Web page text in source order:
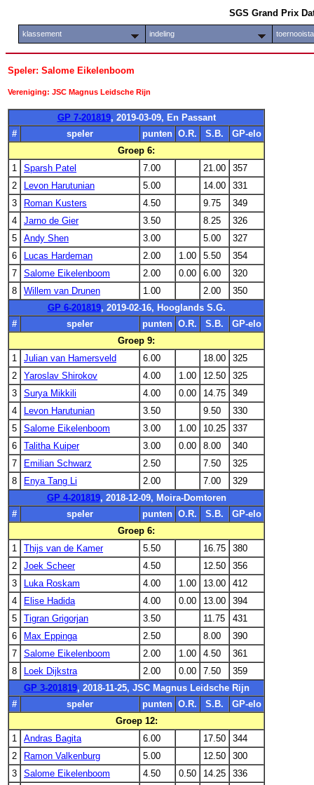
SGS Grand Prix
klassement indeling
Speler: Salome Eikelenboom
Vereniging: JSC Magnus Leidsche Rijn
GP 7-201819, 2019-03-09, En Passant
#
speler punten O.R. S.B.
GP-elo
Groep 6:
1
Sparsh Patel 7.00 21.00
357
2
Levon Harutunian 5.00 14.00
331
3
Roman Kusters 4.50 9.75
349
4
Jarno de Gier 3.50 8.25
326
5
Andy Shen 3.00 5.00
327
6
Lucas Hardeman 2.00 1.00 5.50
354
7
Salome Eikelenboom 2.00 0.00 6.00
320
8
Willem van Drunen 1.00 2.00
350
GP 6-201819, 2019-02-16, Hooglands S.G.
#
speler punten O.R. S.B.
GP-elo
Groep 9:
1
Julian van Hamersveld 6.00 18.00
325
2
Yaroslav Shirokov 4.00 1.00 12.50
325
3
Surya Mikkili 4.00 0.00 14.75
349
4
Levon Harutunian 3.50 9.50
330
5
Salome Eikelenboom 3.00 1.00 10.25
337
6
Talitha Kuiper 3.00 0.00 8.00
340
7
Emilian Schwarz 2.50 7.50
325
8
Enya Tang Li 2.00 7.00
329
GP 4-201819, 2018-12-09, Moira-Domtoren
#
speler punten O.R. S.B.
GP-elo
Groep 6:
1
Thijs van de Kamer 5.50 16.75
380
2
Joek Scheer 4.50 12.50
356
3
Luka Roskam 4.00 1.00 13.00
412
4
Elise Hadida 4.00 0.00 13.00
394
5
Tigran Grigorjan 3.50 11.75
431
6
Max Eppinga 2.50 8.00
390
7
Salome Eikelenboom 2.00 1.00 4.50
361
8
Loek Dijkstra 2.00 0.00 7.50
359
GP 3-201819, 2018-11-25, JSC Magnus Leidsche Rijn
#
speler punten O.R. S.B.
GP-elo
Groep 12:
1
Andras Bagita 6.00 17.50
344
2
Ramon Valkenburg 5.00 12.50
300
3
Salome Eikelenboom 4.50 0.50 14.25
336